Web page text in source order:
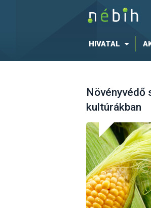
HIVATAL
Növényvédő
kultúrákban